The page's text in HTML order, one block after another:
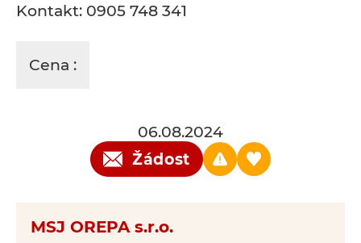
Kontakt: 0905 748 341
Cena :
06.08.2024
Žádost
MSJ OREPA s.r.o.